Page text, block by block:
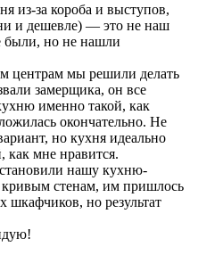
из-за короба и выступов,
и дешевле) — это не наш
были, но не нашли
центрам мы решили делать
замерщика, он все
именно такой, как
окончательно. Не
но кухня идеально
как мне нравится.
нашу кухню-
стенам, им пришлось
шкафчиков, но результат